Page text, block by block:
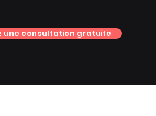
une consultation gratuite